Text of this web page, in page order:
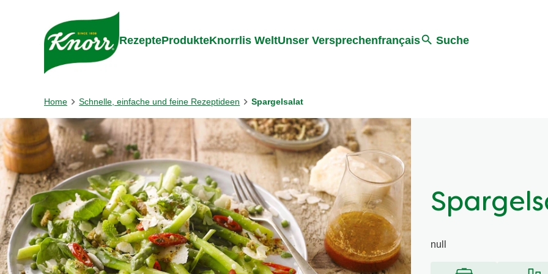
Gehe zu:
RezepteProdukteKnorrlis WeltUnser Versprechenfrançais Suche
Home Schnelle, einfache und feine Rezeptideen Spargelsalat
null